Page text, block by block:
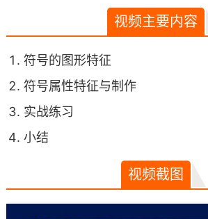
视频主要内容
符号的图形特征
符号属性特征与制作
实战练习
小结
视频截图